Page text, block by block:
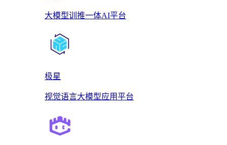
大模型训推一体AI平台
极星
视觉语言大模型应用平台